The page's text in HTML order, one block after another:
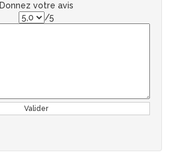
Donnez votre avis
/5
Valider